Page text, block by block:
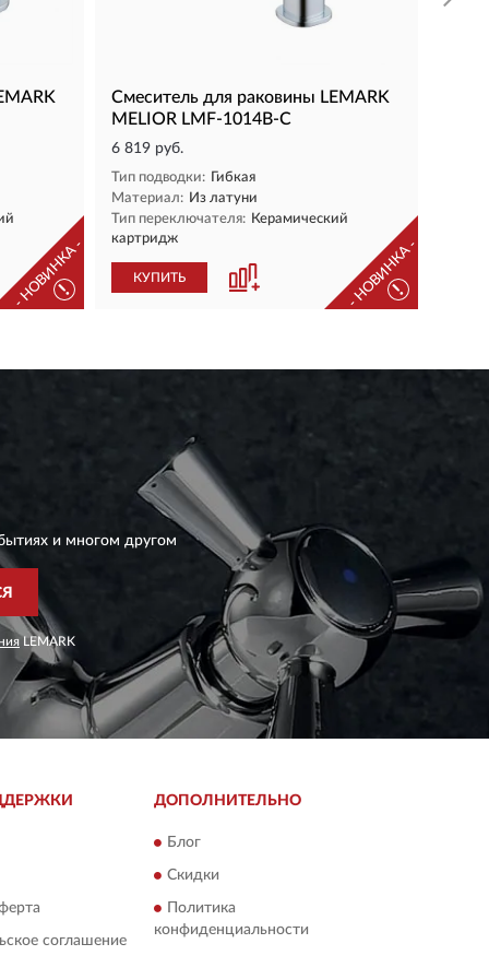
- НОВИНКА -
!
Смеситель для раковины LEMARK
MELIOR LMF-1014B-C
6 819 руб.
Тип подводки:
Гибкая
Материал: Из латуни
Тип переключателя: Керамический
картридж
КУПИТЬ - НОВИНКА -
!
и многом другом
LEMARK
соглашение
ДОПОЛНИТЕЛЬНО
Блог
Скидки
Политика
конфиденциальности